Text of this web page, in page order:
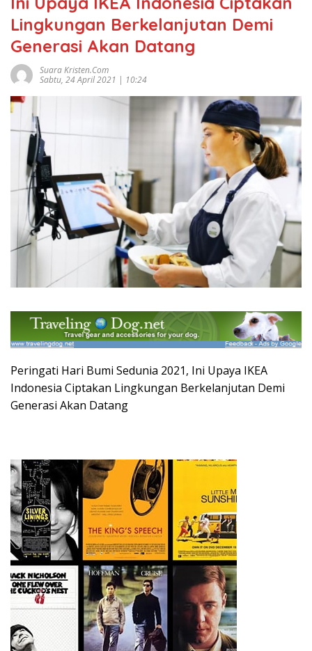
Lingkungan Berkelanjutan Demi
Generasi Akan Datang
Suara Kristen.com
Sabtu, 24 April 2021 | 10:24
Peringati Hari Bumi Sedunia 2021, Ini Upaya IKEA
Indonesia Ciptakan Lingkungan Berkelanjutan Demi
Generasi Akan Datang